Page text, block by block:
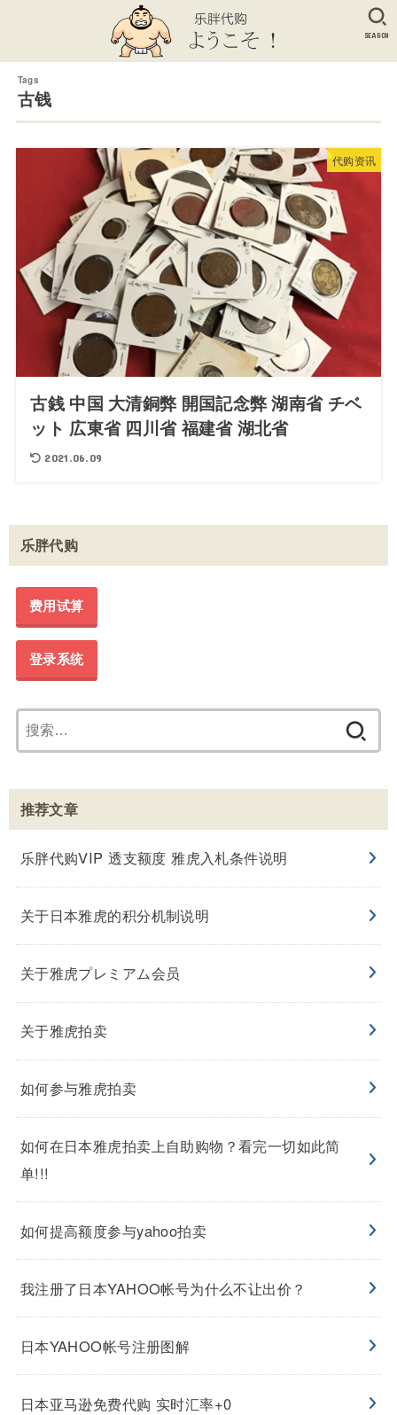
SEARCH
古钱
代购资讯
古銭 中国 大清銅弊 開国記念弊 湖南省 チベ
ット 広東省 四川省 福建省 湖北省
2021.06.09
乐胖代购
费用试算
登录系统
索：
推荐文章
乐胖代购VIP 透支额度 雅虎入札条件说明
关于日本雅虎的积分机制说明
关于雅虎プレミアム会员
关于雅虎拍卖
如何参与雅虎拍卖
如何在日本雅虎拍卖上自助购物？看完一切如此简
单!!!
如何提高额度参与yahoo拍卖
我注册了日本YAHOO帐号为什么不让出价？
日本YAHOO帐号注册图解
日本亚马逊免费代购 实时汇率+0